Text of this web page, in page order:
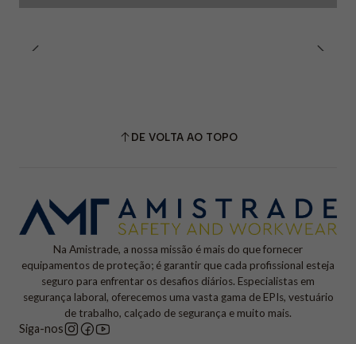
DE VOLTA AO TOPO
Na Amistrade, a nossa missão é mais do que fornecer
equipamentos de proteção; é garantir que cada profissional esteja
seguro para enfrentar os desafios diários. Especialistas em
segurança laboral, oferecemos uma vasta gama de EPIs, vestuário
de trabalho, calçado de segurança e muito mais.
Siga-nos